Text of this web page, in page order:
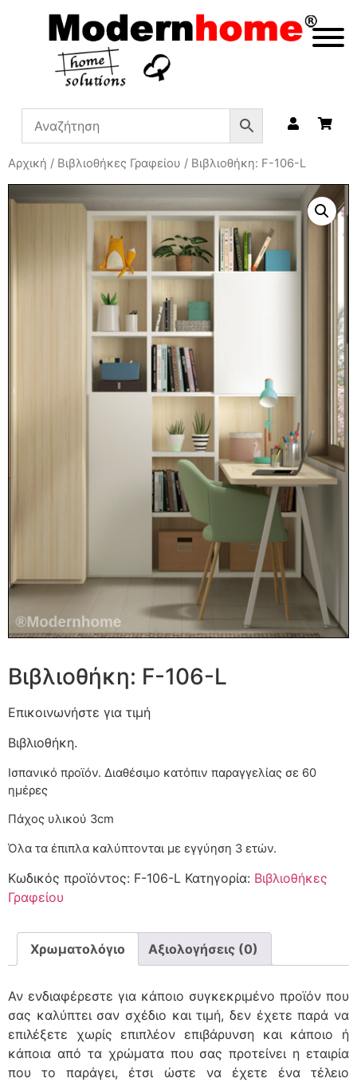
Αρχική / Βιβλιοθήκες Γραφείου / Βιβλιοθήκη: F-106-L
Βιβλιοθήκη: F-106-L
Επικοινωνήστε για τιμή
Βιβλιοθήκη.
Ισπανικό προϊόν. Διαθέσιμο κατόπιν παραγγελίας
Πάχος υλικού 3cm
Όλα τα έπιπλα καλύπτονται με εγγύηση 3 ετών.
Κωδικός προϊόντος: F-106-L Κατηγορία: Βιβλιοθήκες
Γραφείου
Χρωματολόγιο Αξιολογήσεις (0)
Αν ενδιαφέρεστε για κάποιο συγκεκριμένο προϊόν που
σας καλύπτει σαν σχέδιο και τιμή, δεν έχετε παρά να
επιλέξετε χωρίς επιπλέον επιβάρυνση και κάποιο ή
κάποια από τα χρώματα που σας προτείνει η εταιρία
που το παράγει, έτσι ώστε να έχετε ένα τέλειο